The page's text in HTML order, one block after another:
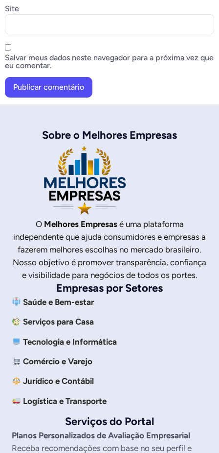
Site
Salvar meus dados neste navegador para a próxima vez que
eu comentar.
Sobre o Melhores Empresas
O Melhores Empresasé uma plataforma
independente que ajuda consumidores e empresas a
fazerem melhores escolhas no mercado brasileiro.
Nosso objetivo é promover transparência, confiança
e visibilidade para negócios de todos os portes.
Empresas por Setores
Saúde e Bem-estar
Serviços para Casa
Tecnologia e Informática
Comércio e Varejo
Jurídico e Contábil
Logística e Transporte
Serviços do Portal
Planos Personalizados de Avaliação Empresarial
Receba recomendações com base no seu perfil e